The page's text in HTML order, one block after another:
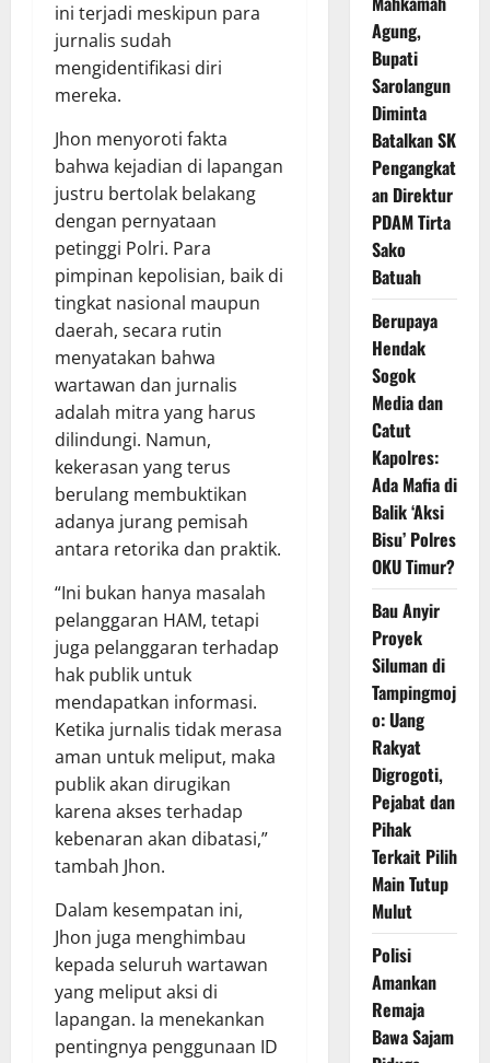
ini terjadi meskipun para
jurnalis sudah
mengidentifikasi diri
mereka.
Jhon menyoroti fakta
bahwa kejadian di lapangan
justru bertolak belakang
dengan pernyataan
petinggi Polri. Para
pimpinan kepolisian, baik di
tingkat nasional maupun
daerah, secara rutin
menyatakan bahwa
wartawan dan jurnalis
adalah mitra yang harus
dilindungi. Namun,
kekerasan yang terus
berulang membuktikan
adanya jurang pemisah
antara retorika dan praktik.
“Ini bukan hanya masalah
pelanggaran HAM, tetapi
juga pelanggaran terhadap
hak publik untuk
mendapatkan informasi.
Ketika jurnalis tidak merasa
aman untuk meliput, maka
publik akan dirugikan
karena akses terhadap
kebenaran akan dibatasi,”
tambah Jhon.
Dalam kesempatan ini,
Jhon juga menghimbau
kepada seluruh wartawan
yang meliput aksi di
lapangan. Ia menekankan
pentingnya penggunaan ID
Agung,
Bupati
Sarolangun
Diminta
Batalkan SK
Pengangkat
an Direktur
PDAM Tirta
Sako
Batuah
Berupaya
Hendak
Sogok
Media dan
Catut
Kapolres:
Ada Mafia di
Balik ‘Aksi
Bisu’ Polres
OKU Timur?
Bau Anyir
Proyek
Siluman di
Tampingmoj
o: Uang
Rakyat
Digrogoti,
Pejabat dan
Pihak
Terkait Pilih
Main Tutup
Mulut
Polisi
Amankan
Remaja
Bawa Sajam